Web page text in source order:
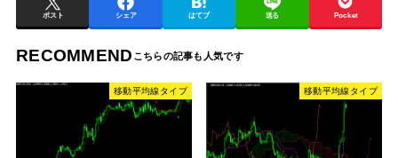
ポスト シェア はてブ 送る Pocket
RECOMMEND
移動平均線タイプ 移動平均線タイプ